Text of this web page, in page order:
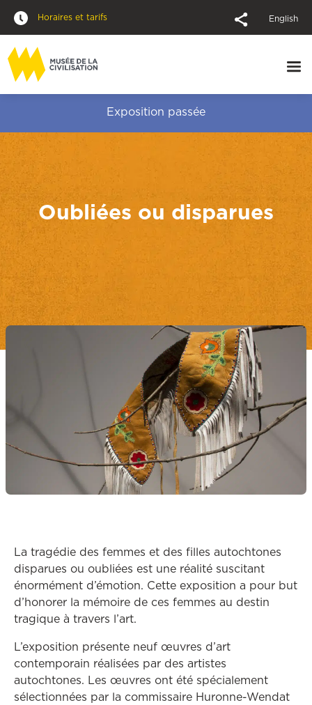
Horaires et tarifs English
Exposition passée
Oubliées ou disparues
La tragédie des femmes et des filles autochtones
disparues ou oubliées est une réalité suscitant
énormément d’émotion. Cette exposition a pour but
d’honorer la mémoire de ces femmes au destin
tragique à travers l’art.
L’exposition présente neuf œuvres d’art
contemporain réalisées par des artistes
autochtones. Les œuvres ont été spécialement
sélectionnées par la commissaire Huronne-Wendat